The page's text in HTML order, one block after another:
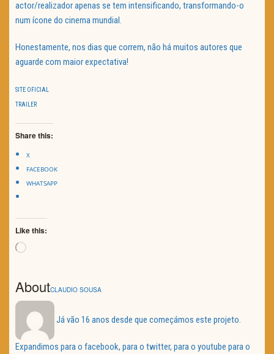
actor/realizador apenas se tem intensificando, transformando-o
num ícone do cinema mundial.
Honestamente, nos dias que correm, não há muitos autores que
aguarde com maior expectativa!
SITE OFICIAL
TRAILER
Share this:
X
FACEBOOK
WHATSAPP
Like this:
Loading…
AboutCLAUDIO SOUSA
Já vão 16 anos desde que começámos este projeto.
Expandimos para o facebook, para o twitter, para o youtube para o